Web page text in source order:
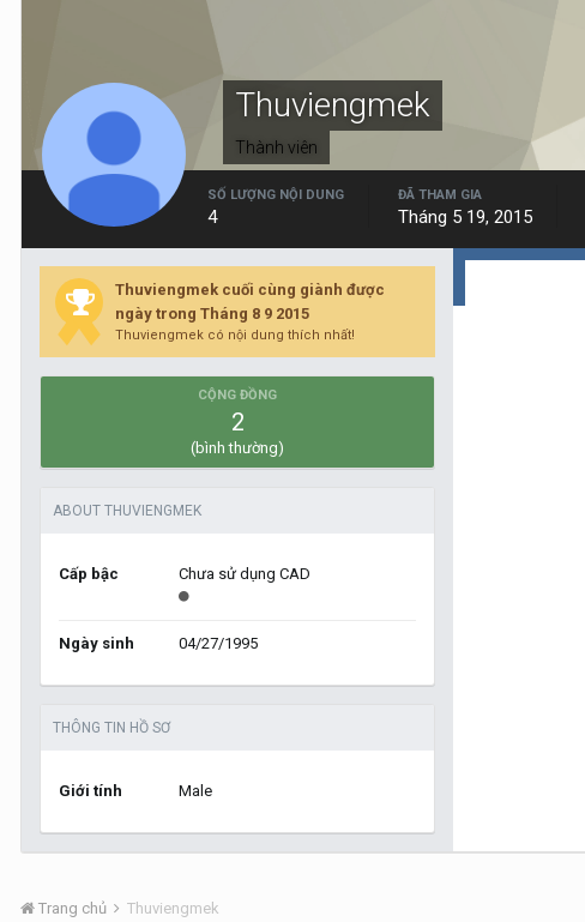
Thuviengmek
Thành viên
SỐ LƯỢNG NỘI DUNG
4
ĐÃ THAM GIA
Tháng 5 19, 2015
Thuviengmek cuối cùng giành được
ngày trong Tháng 8 9 2015
Thuviengmek có nội dung thích nhất!
CỘNG ĐỒNG
2
(bình thường)
ABOUT THUVIENGMEK
Cấp bậc Chưa sử dụng CAD
Ngày sinh 04/27/1995
THÔNG TIN HỒ SƠ
Giới tính Male
Trang chủ Thuviengmek